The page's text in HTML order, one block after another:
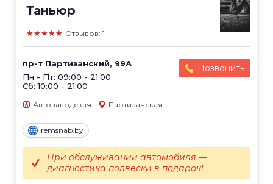
Таньюр
★★★★★ Отзывов: 1
пр-т Партизанский, 99А
Пн - Пт: 09:00 - 21:00
Сб: 10:00 - 21:00
Позвонить
Автозаводская Партизанская
remsnab.by
При обслуживании автомобиля —
диагностика подвески в подарок!